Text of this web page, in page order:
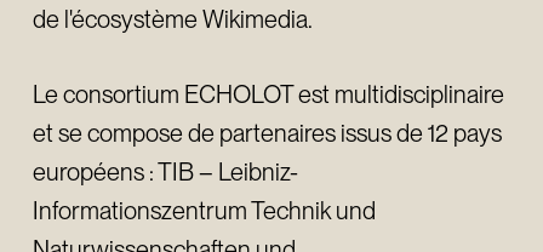
de l'écosystème Wikimedia.
Le consortium ECHOLOT est multidisciplinaire
et se compose de partenaires issus de 12 pays
européens : TIB – Leibniz-
Informationszentrum Technik und